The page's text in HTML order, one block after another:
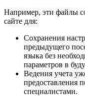
Например, эти файлы
сайте для:
Сохранения
предыдущего
языка без
параметров в
Ведения учета
предоставления
специалистами.